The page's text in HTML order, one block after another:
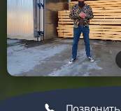
Позвонить